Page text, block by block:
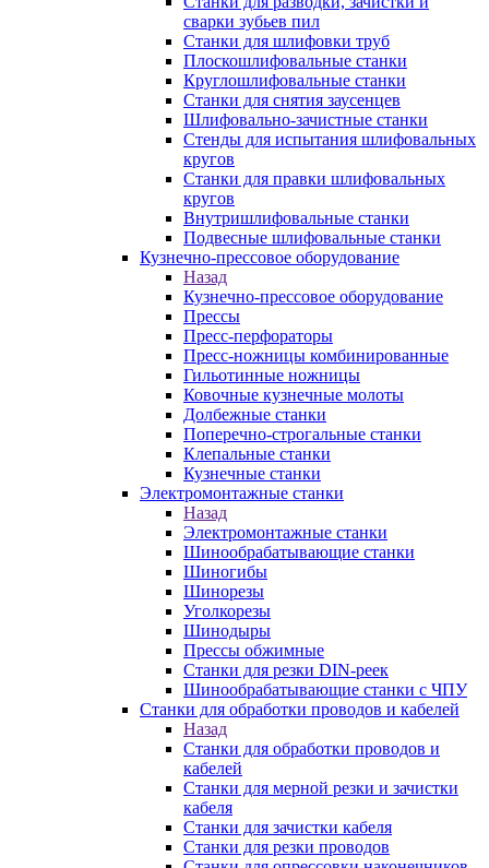
сварки зубьев пил
Станки для шлифовки труб
Плоскошлифовальные станки
Круглошлифовальные станки
Станки для снятия заусенцев
Шлифовально-зачистные станки
Стенды для испытания шлифовальных
кругов
Станки для правки шлифовальных
кругов
Внутришлифовальные станки
Подвесные шлифовальные станки
Кузнечно-прессовое оборудование
Назад
Кузнечно-прессовое оборудование
Прессы
Пресс-перфораторы
Пресс-ножницы комбинированные
Гильотинные ножницы
Ковочные кузнечные молоты
Долбежные станки
Поперечно-строгальные станки
Клепальные станки
Кузнечные станки
Электромонтажные станки
Назад
Электромонтажные станки
Шинообрабатывающие станки
Шиногибы
Шинорезы
Уголкорезы
Шинодыры
Прессы обжимные
Станки для резки DIN-реек
Шинообрабатывающие станки с ЧПУ
Станки для обработки проводов и кабелей
Назад
Станки для обработки проводов и
кабелей
Станки для мерной резки и зачистки
кабеля
Станки для зачистки кабеля
Станки для резки проводов